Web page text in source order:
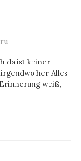
da ist keiner
her. Alles
weiß,